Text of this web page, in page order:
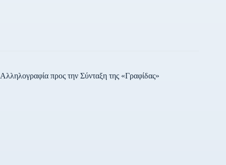
Αλληλογραφία προς την Σύνταξη της «Γραφίδας»